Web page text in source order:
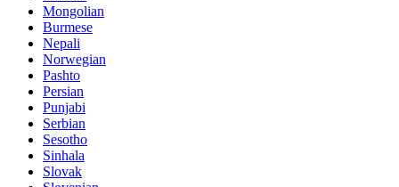
Mongolian
Burmese
Nepali
Norwegian
Pashto
Persian
Punjabi
Serbian
Sesotho
Sinhala
Slovak